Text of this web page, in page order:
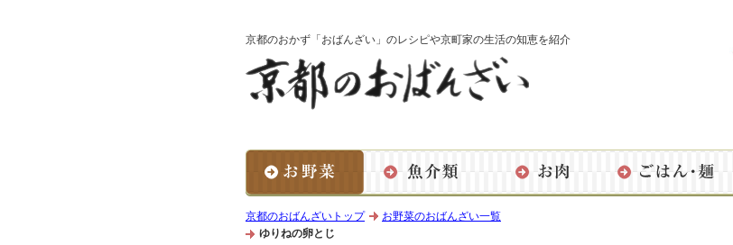
京都のおかず「おばんざい」のレシピや京町家の生活の知恵を紹介
京都のおばんざいトップ
お野菜のおばんざい一覧
ゆりねの卵とじ